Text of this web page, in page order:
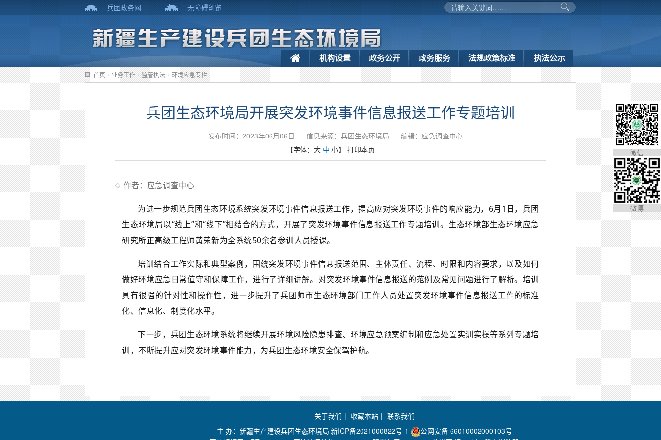
兵团政务网 无障碍浏览
机构设置 政务公开 政务服务 法规政策标准 执法公示
首页 / 业务工作 / 监管执法 / 环境应急专栏
兵团生态环境局开展突发环境事件信息报送工作专题培训
发布时间：2023年06月06日 信息来源：兵团生态环境局
编辑：应急调查中心
【字体： 大 中 小】 打印本页
作者：应急调查中心
为进一步规范兵团生态环境系统突发环境事件信息报送工作，提高应对突发环境事件的响应能力，6月1日，兵团
生态环境局以“线上”和“线下”相结合的方式，开展了突发环境事件信息报送工作专题培训。生态环境部生态环境应急
研究所正高级工程师黄荣新为全系统50余名参训人员授课。
培训结合工作实际和典型案例，围绕突发环境事件信息报送范围、主体责任、流程、时限和内容要求，以及如何
做好环境应急日常值守和保障工作，进行了详细讲解。对突发环境事件信息报送的范例及常见问题进行了解析。培训
具有很强的针对性和操作性，进一步提升了兵团师市生态环境部门工作人员处置突发环境事件信息报送工作的标准
化、信息化、制度化水平。
下一步，兵团生态环境系统将继续开展环境风险隐患排查、环境应急预案编制和应急处置实训实操等系列专题培
训，不断提升应对突发环境事件能力，为兵团生态环境安全保驾护航。
关于我们 | 收藏本站 | 联系我们
主 办：新疆生产建设兵团生态环境局 新ICP备2021000822号-1
公网安备 66010002000103号
微信
微博